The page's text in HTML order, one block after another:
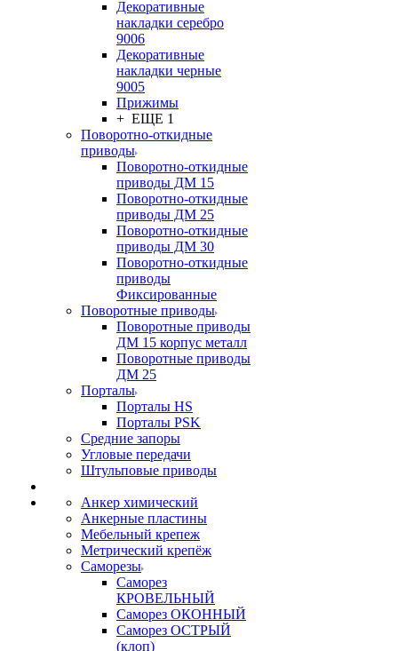
Декоративные
накладки серебро
9006
Декоративные
накладки черные
9005
Прижимы
+ ЕЩЕ 1
Поворотно-откидные
приводы
Поворотно-откидные
приводы ДМ 15
Поворотно-откидные
приводы ДМ 25
Поворотно-откидные
приводы ДМ 30
Поворотно-откидные
приводы
Фиксированные
Поворотные приводы
Поворотные приводы
ДМ 15 корпус металл
Поворотные приводы
ДМ 25
Порталы
Порталы HS
Порталы PSK
Средние запоры
Угловые передачи
Штульповые приводы
Анкер химический
Анкерные пластины
Мебельный крепеж
Метрический крепёж
Саморезы
Саморез
КРОВЕЛЬНЫЙ
Саморез ОКОННЫЙ
Саморез ОСТРЫЙ
(клоп)